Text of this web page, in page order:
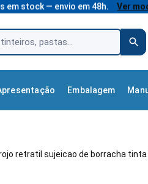
em stock — envio em 48h. Ver
Embalagem
retratil sujeicao de borracha tinta